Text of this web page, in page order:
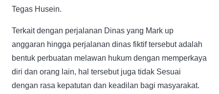
Tegas Husein.
Terkait dengan perjalanan Dinas yang Mark up
anggaran hingga perjalanan dinas fiktif tersebut adalah
bentuk perbuatan melawan hukum dengan memperkaya
diri dan orang lain, hal tersebut juga tidak Sesuai
dengan rasa kepatutan dan keadilan bagi masyarakat.